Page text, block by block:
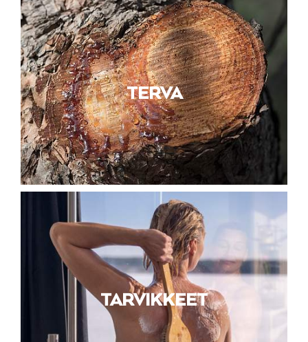
TERVA
TARVIKKEET